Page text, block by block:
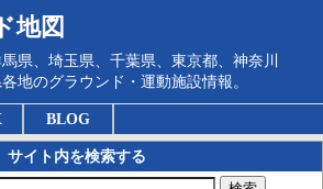
地図
県、埼玉県、千葉県、東京都、神奈川
地のグラウンド・運動施設情報。
BLOG
サイト内を検索する